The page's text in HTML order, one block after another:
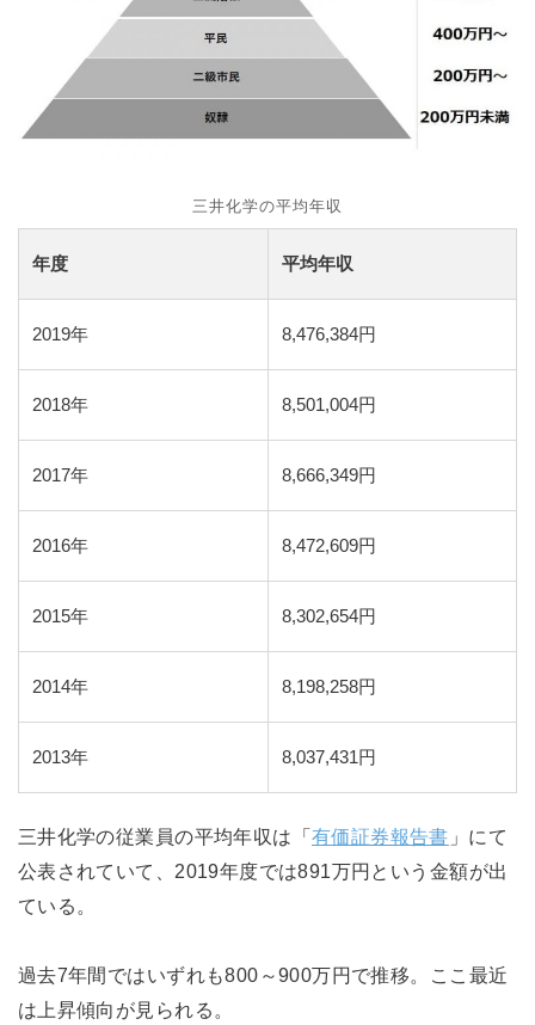
三井化学の平均年収
年度 平均年収
2019年 8,476,384円
2018年 8,501,004円
2017年 8,666,349円
2016年 8,472,609円
2015年 8,302,654円
2014年 8,198,258円
2013年 8,037,431円
三井化学の従業員の平均年収は「有価証券報告書 」にて
公表されていて、2019年度では891万円という金額が出
ている。
過去7年間ではいずれも800～900万円で推移。ここ最近
は上昇傾向が見られる。